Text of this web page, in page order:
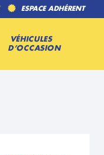
ESPACE ADHÉRENT
VÉHICULES
D’OCCASION